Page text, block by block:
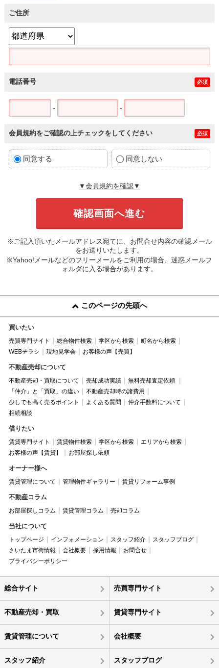
ご住所
電話番号 必須
- -
会員規約をご確認の上チェックをしてください 必須
同意する 同意しない
▼会員規約を確認▼
※ご記入頂いたメールアドレス宛てに、お問合せ内容の確認メール
をお送りいたします。
※Yahoo!メールなどのフリーメールをご利用の場合、迷惑メールフ
ォルダに入る場合があります。
このページの先頭へ
買いたい
売買専門サイト 総合物件検索 学区から検索
町名から検索
WEBチラシ
現地見学会 お客様の声【売買】
不動産売却について
不動産売却・買取について 売却成功実績
無料売却査定依頼
「仲介」と「買取」の違い
不動産売却時の諸費用
少しでも高く売るポイント
よくある質問
仲介手数料について
相続相談
借りたい
賃貸専門サイト 賃貸物件検索 学区から検索
エリアから検索
お客様の声【賃貸】
お部屋探し依頼
オーナー様へ
賃貸管理について 管理物件ギャラリー 賃貸リフォーム事例
不動産コラム
お部屋探しコラム 賃貸管理コラム 売却コラム
当社について
トップページ インフォメーション スタッフ紹介
スタッフブログ
さいたま市街情報
会社概要 採用情報
お問合せ
プライバシーポリシー
総合サイト 売買専門サイト
不動産売却・買取 賃貸専門サイト
賃貸管理について 会社概要
スタッフ紹介 スタッフブログ